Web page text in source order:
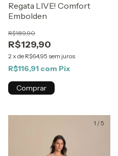
Regata LIVE! Comfort
Embolden
R$129,90
R$189,90
2 x de R$64,95 sem juros
R$116,91 com Pix
Comprar
1 /5